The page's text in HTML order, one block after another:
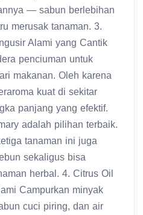
— sabun berlebihan
merusak tanaman. 3.
Alami yang Cantik
penciuman untuk
makanan. Oleh karena
kuat di sekitar
panjang yang efektif.
adalah pilihan terbaik.
tanaman ini juga
sekaligus bisa
herbal. 4. Citrus Oil
Campurkan minyak
cuci piring, dan air